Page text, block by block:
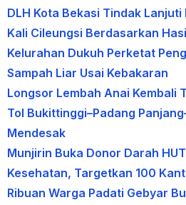
DLH Kota Bekasi Tindak
Kali Cileungsi Berdasarkan
Kelurahan Dukuh Perketat
Sampah Liar Usai Kebakaran
Longsor Lembah Anai Kembali
Tol Bukittinggi–Padang
Mendesak
Munjirin Buka Donor Darah
Kesehatan, Targetkan 100
Ribuan Warga Padati Gebyar